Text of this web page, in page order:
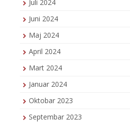
Juli 2024
Juni 2024
Maj 2024
April 2024
Mart 2024
Januar 2024
Oktobar 2023
Septembar 2023